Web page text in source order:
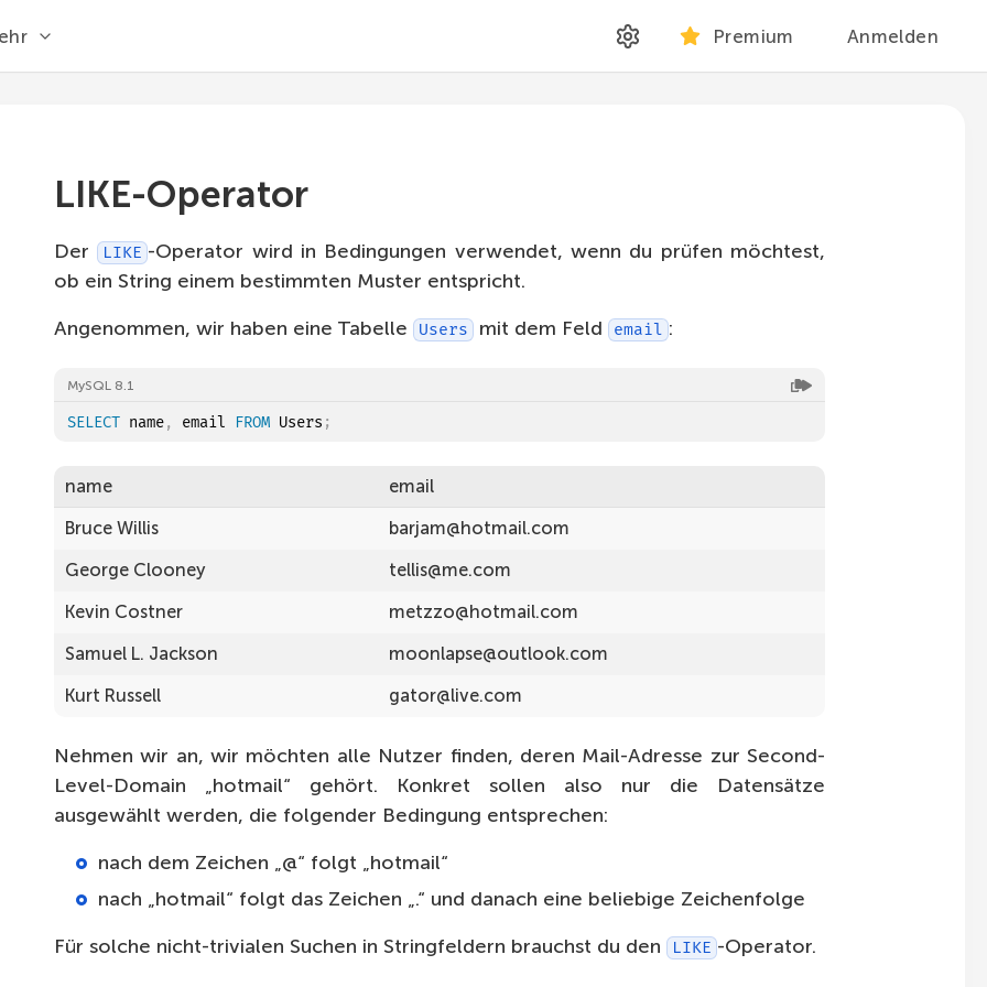
Premium Anmelden
LIKE-Operator
Der LIKE -Operator wird in Bedingungen verwendet, wenn du prüfen möchtest,
ob ein String einem bestimmten Muster entspricht.
Angenommen, wir haben eine Tabelle
Users mit dem Feld email :
MySQL 8.1
SELECT name, email FROM Users ;
name
email
Bruce Willis
barjam@hotmail.com
George Clooney
tellis@me.com
Kevin Costner
metzzo@hotmail.com
Samuel L. Jackson
moonlapse@outlook.com
Kurt Russell
gator@live.com
Nehmen wir an, wir möchten alle Nutzer finden, deren Mail-Adresse zur Second-
Level-Domain „hotmail“ gehört. Konkret sollen also nur die Datensätze
ausgewählt werden, die folgender Bedingung entsprechen:
nach dem Zeichen „@“ folgt „hotmail“
nach „hotmail“ folgt das Zeichen „.“ und danach eine beliebige Zeichenfolge
Für solche nicht-trivialen Suchen in Stringfeldern brauchst du den
LIKE -Operator.